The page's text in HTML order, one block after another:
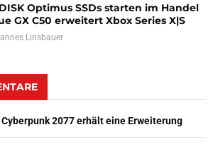
Optimus SSDs starten im Handel
GX C50 erweitert Xbox Series X|S
Linsbauer
Cyberpunk 2077 erhält eine Erweiterung